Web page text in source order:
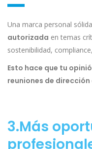
Una marca personal sólida
autorizada en temas
sostenibilidad,
Esto hace que tu
reuniones de
3.Más